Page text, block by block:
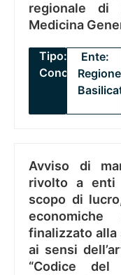
regionale di
Medicina
Tipo:
Concorsi
Ente:
Regione
Avviso di
rivolto a enti
scopo di
finalizzato alla
ai sensi
“Codice